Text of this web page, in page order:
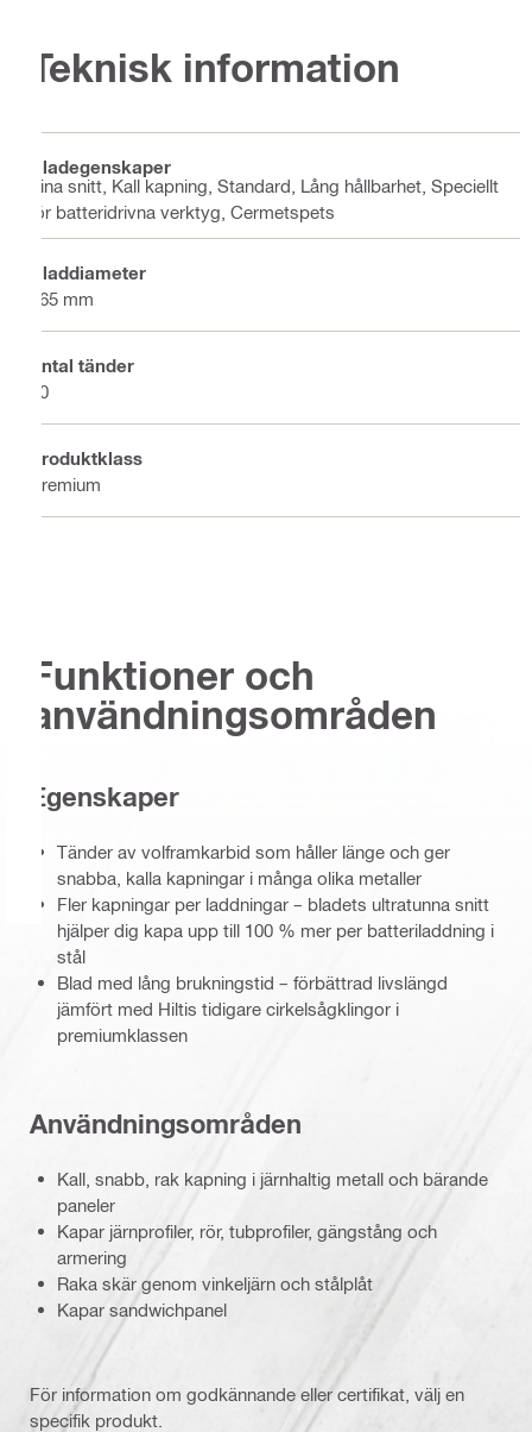
Teknisk information
Bladegenskaper
Fina snitt, Kall kapning, Standard, Lång hållbarhet, Speciellt
för batteridrivna verktyg, Cermetspets
Bladdiameter
165 mm
Antal tänder
40
Produktklass
Premium
Funktioner och
användningsområden
Egenskaper
Tänder av volframkarbid som håller länge och ger
snabba, kalla kapningar i många olika metaller
Fler kapningar per laddningar – bladets ultratunna snitt
hjälper dig kapa upp till 100 % mer per batteriladdning i
stål
Blad med lång brukningstid – förbättrad livslängd
jämfört med Hiltis tidigare cirkelsågklingor i
premiumklassen
Användningsområden
Kall, snabb, rak kapning i järnhaltig metall och bärande
paneler
Kapar järnprofiler, rör, tubprofiler, gängstång och
armering
Raka skär genom vinkeljärn och stålplåt
Kapar sandwichpanel
För information om godkännande eller certifikat, välj en
specifik produkt.